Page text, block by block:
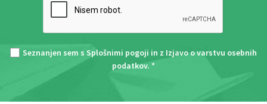
Seznanjen sem s Splošnimi pogoji in z Izjavo o varstvu osebnih
podatkov. *